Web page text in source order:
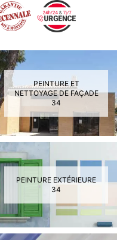
PEINTURE ET
NETTOYAGE DE FAÇADE
34
PEINTURE EXTÉRIEURE
34